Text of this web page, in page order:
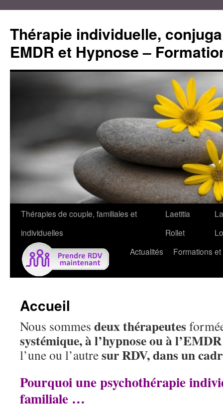
contenu
Thérapie individuelle,
EMDR et Hypnose –
Thérapies de couple, familiales et
individuelles
Laetitia
Rollet
Actualités
Formations
Accueil
Nous sommes deux thérapeutes
systémique, à l’hypnose ou à
l’une ou l’autresur RDV, dans un
Pourquoi unepsychothérapie
familiale …